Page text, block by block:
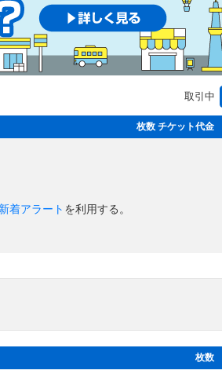
取引中
枚数 チケット代金
新着アラート を利用する。
枚数